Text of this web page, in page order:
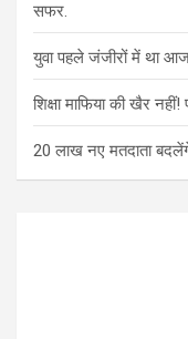
सफर.
युवा पहले जंजीरों में था
शिक्षा माफिया की खैर
20 लाख नए मतदाता